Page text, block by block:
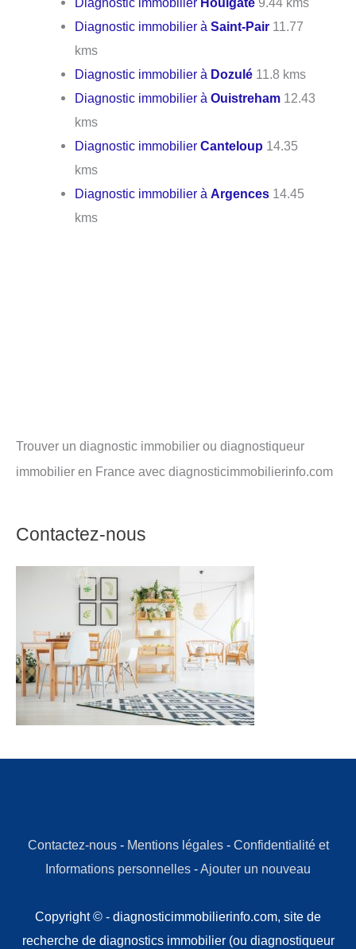
Diagnostic immobilier àSaint-Pair 11.77
kms
Diagnostic immobilier à Dozulé 11.8 kms
Diagnostic immobilier àOuistreham 12.43
kms
Diagnostic immobilierCanteloup 14.35
kms
Diagnostic immobilier àArgences 14.45
kms
Trouver un diagnostic immobilier ou diagnostiqueur
immobilier en France avec diagnosticimmobilierinfo.com
Contactez-nous
Contactez-nous- Mentions légales- Confidentialité et
Informations personnelles -Ajouter un nouveau
Copyright © - diagnosticimmobilierinfo.com, site de
recherche de diagnostics immobilier (ou diagnostiqueur